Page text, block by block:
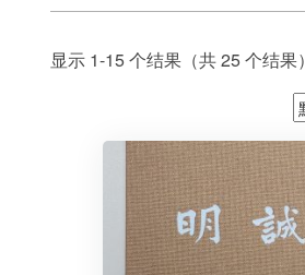
显示 1-15 个结果（共 25 个结果）